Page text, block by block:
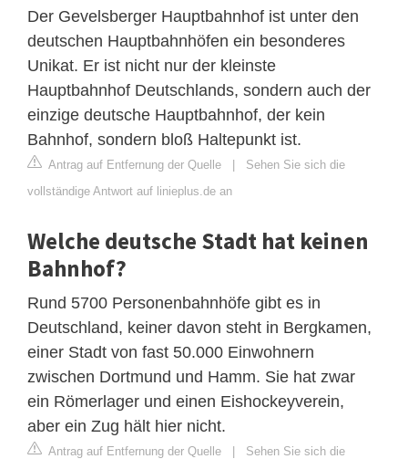
Der Gevelsberger Hauptbahnhof ist unter den
deutschen Hauptbahnhöfen ein besonderes
Unikat. Er ist nicht nur der kleinste
Hauptbahnhof Deutschlands, sondern auch der
einzige deutsche Hauptbahnhof, der kein
Bahnhof, sondern bloß Haltepunkt ist.
Antrag auf Entfernung der Quelle | Sehen Sie sich die
vollständige Antwort auf linieplus.de an
Welche deutsche Stadt hat keinen
Bahnhof?
Rund 5700 Personenbahnhöfe gibt es in
Deutschland, keiner davon steht in Bergkamen,
einer Stadt von fast 50.000 Einwohnern
zwischen Dortmund und Hamm. Sie hat zwar
ein Römerlager und einen Eishockeyverein,
aber ein Zug hält hier nicht.
Antrag auf Entfernung der Quelle | Sehen Sie sich die